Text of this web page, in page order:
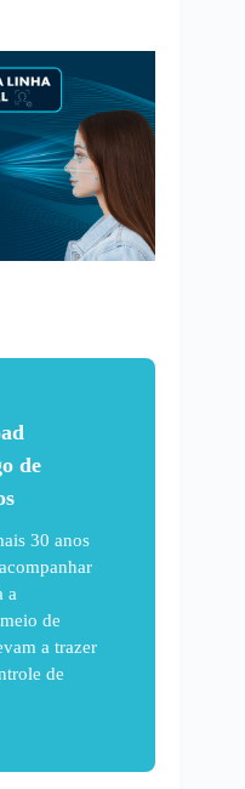
de
30 anos
a
de
a trazer
de